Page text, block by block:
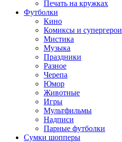
Печать на кружках
Футболки
Кино
Комиксы и супергерои
Мистика
Музыка
Праздники
Разное
Черепа
Юмор
Животные
Игры
Мультфильмы
Надписи
Парные футболки
Сумки шопперы